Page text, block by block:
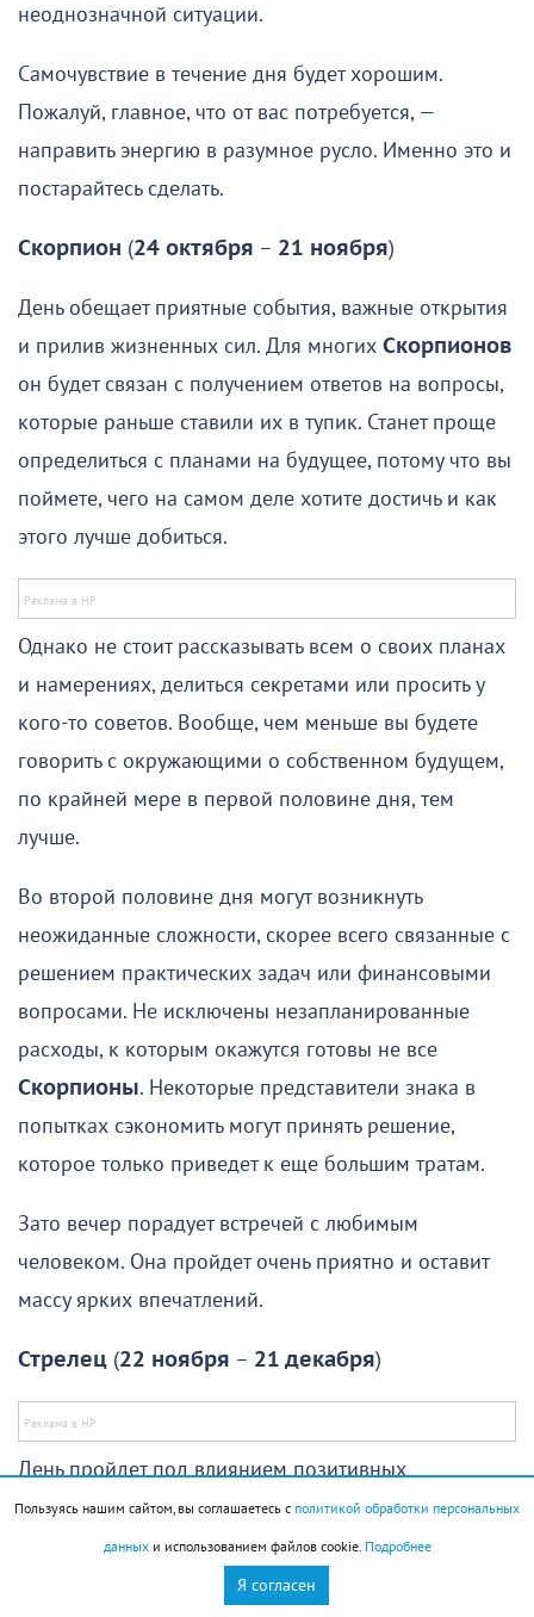
неоднозначной ситуации.
Самочувствие в течение дня будет хорошим.
Пожалуй, главное, что от вас потребуется, —
направить энергию в разумное русло. Именно это и
постарайтесь сделать.
Скорпион (24 октября – 21 ноября)
День обещает приятные события, важные открытия
и прилив жизненных сил. Для многих Скорпионов
он будет связан с получением ответов на вопросы,
которые раньше ставили их в тупик. Станет проще
определиться с планами на будущее, потому что вы
поймете, чего на самом деле хотите достичь и как
этого лучше добиться.
Однако не стоит рассказывать всем о своих планах
и намерениях, делиться секретами или просить у
кого-то советов. Вообще, чем меньше вы будете
говорить с окружающими о собственном будущем,
по крайней мере в первой половине дня, тем
лучше.
Во второй половине дня могут возникнуть
неожиданные сложности, скорее всего связанные с
решением практических задач или финансовыми
вопросами. Не исключены незапланированные
расходы, к которым окажутся готовы не все
Скорпионы. Некоторые представители знака в
попытках сэкономить могут принять решение,
которое только приведет к еще большим тратам.
Зато вечер порадует встречей с любимым
человеком. Она пройдет очень приятно и оставит
массу ярких впечатлений.
Стрелец (22 ноября – 21 декабря)
День пройдет под влиянием позитивных
тенденций, едва ли возникнут серьезные причины
для волнения и беспокойства. Он откроет новые
Стрельцами
Пользуясь нашим сайтом, вы соглашаетесь с политикой обработки персональных
данныхи использованием файлов cookie. Подробнее
Я согласен